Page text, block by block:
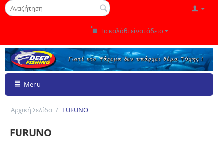
Το καλάθι είναι άδειο
Menu
Αρχική Σελίδα / FURUNO
FURUNO